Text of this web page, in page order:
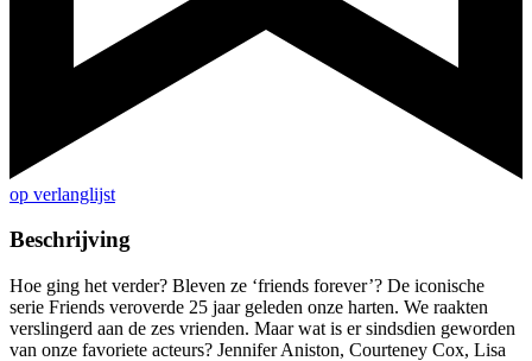
op verlanglijst
Beschrijving
Hoe ging het verder? Bleven ze ‘friends forever’? De iconische
serie Friends veroverde 25 jaar geleden onze harten. We raakten
verslingerd aan de zes vrienden. Maar wat is er sindsdien geworden
van onze favoriete acteurs? Jennifer Aniston, Courteney Cox, Lisa